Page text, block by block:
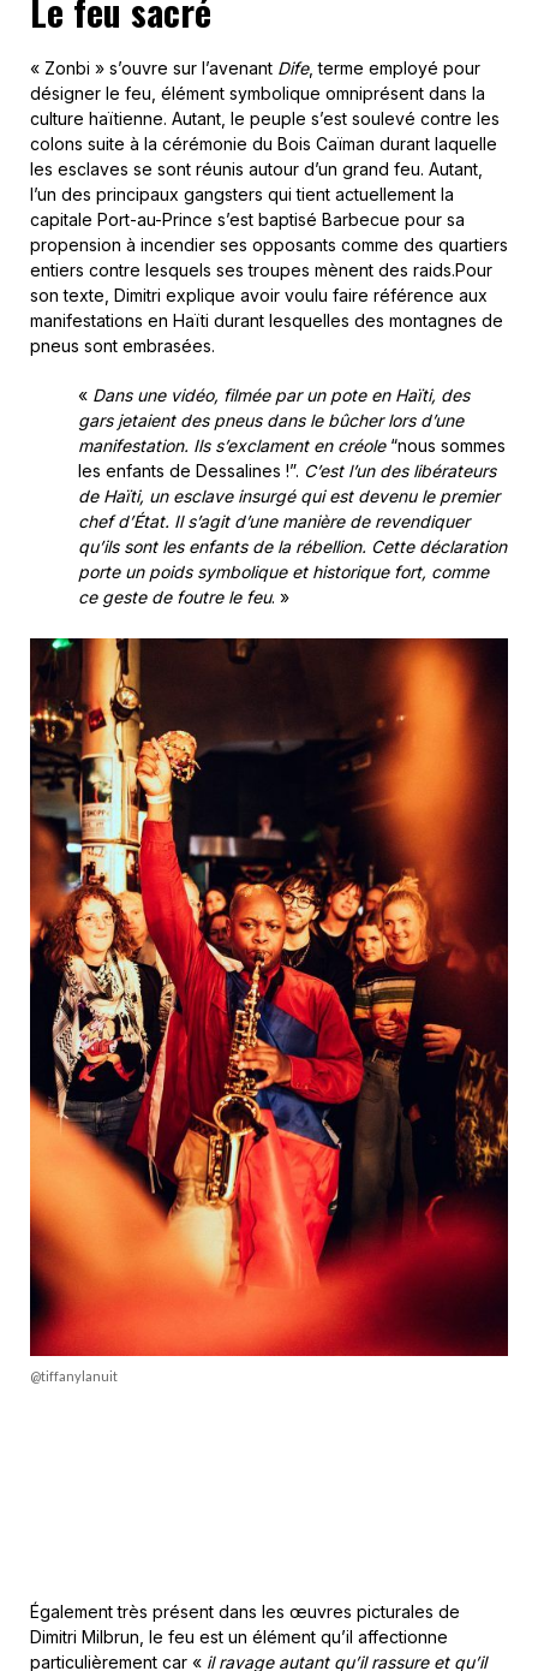
Le feu sacré
« Zonbi » s’ouvre sur l’avenant Dife, terme employé pour
désigner le feu, élément symbolique omniprésent dans la
culture haïtienne. Autant, le peuple s’est soulevé contre les
colons suite à la cérémonie du Bois Caïman durant laquelle
les esclaves se sont réunis autour d’un grand feu. Autant,
l’un des principaux gangsters qui tient actuellement la
capitale Port-au-Prince s’est baptisé Barbecue pour sa
propension à incendier ses opposants comme des quartiers
entiers contre lesquels ses troupes mènent des raids.Pour
son texte, Dimitri explique avoir voulu faire référence aux
manifestations en Haïti durant lesquelles des montagnes de
pneus sont embrasées.
« Dans une vidéo, filmée par un pote en Haïti, des
gars jetaient des pneus dans le bûcher lors d’une
manifestation. Ils s’exclament en créole “nous sommes
les enfants de Dessalines !”. C’est l’un des libérateurs
de Haïti, un esclave insurgé qui est devenu le premier
chef d’État. Il s’agit d’une manière de revendiquer
qu’ils sont les enfants de la rébellion. Cette déclaration
porte un poids symbolique et historique fort, comme
ce geste de foutre le feu. »
@tiffanylanuit
Également très présent dans les œuvres picturales de
Dimitri Milbrun, le feu est un élément qu’il affectionne
particulièrement car « il ravage autant qu’il rassure et qu’il